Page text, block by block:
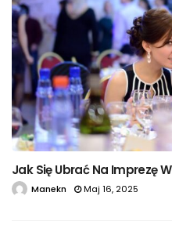
Jak Się Ubrać Na Imprezę
Manekn Maj 16, 2025